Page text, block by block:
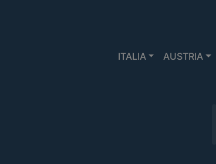
ITALIA AUSTRIA